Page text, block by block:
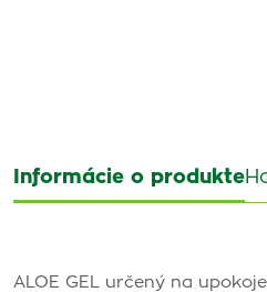
Informácie o produkte
ALOE GEL určený na